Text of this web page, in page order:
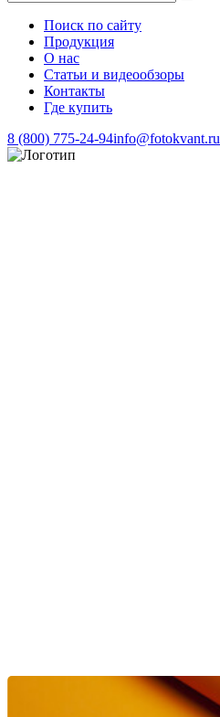
Поиск по сайту
Продукция
О нас
Статьи и видеообзоры
Контакты
Где купить
8 (800) 775-24-94info@fotokvant.ru